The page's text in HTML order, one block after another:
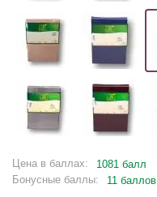
Цена в баллах:
1081 балл
Бонусные баллы:
11 баллов